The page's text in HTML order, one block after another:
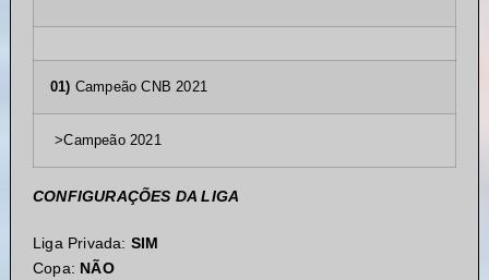
01) Campeão CNB 2021
>Campeão 2021
CONFIGURAÇÕES DA LIGA
Liga Privada: SIM
Copa: NÃO